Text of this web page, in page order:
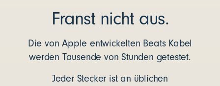
Franst nicht aus.
Die von Apple entwickelten Beats Kabel
werden Tausende von Stunden getestet.
Jeder Stecker ist an üblichen